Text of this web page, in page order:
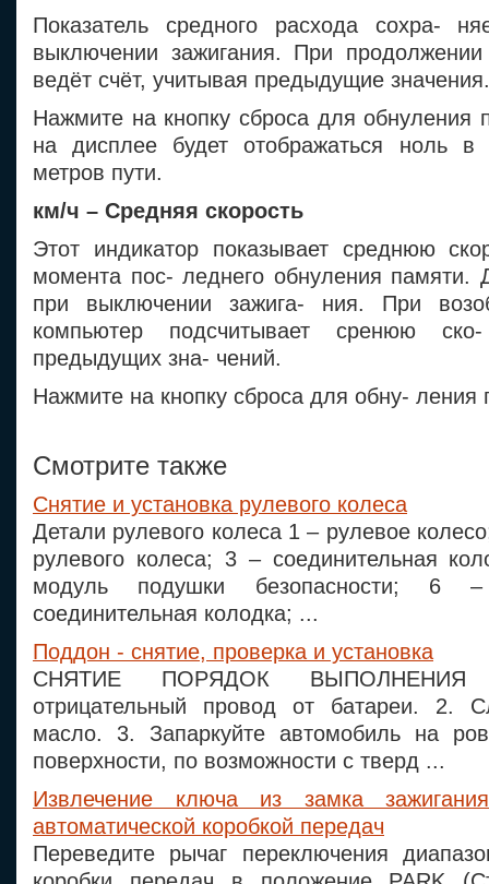
Показатель средного расхода сохра-
выключении зажигания. При
ведёт счёт, учитывая предыдущие значения.
Нажмите на кнопку сброса для обнуления
на дисплее будет отображаться ноль в
метров пути.
км/ч – Средняя скорость
Этот индикатор показывает среднюю
момента пос- леднего обнуления памяти.
при выключении зажига- ния. При
компьютер подсчитывает сренюю
предыдущих зна- чений.
Нажмите на кнопку сброса для обну- ления
Смотрите также
Снятие и установка рулевого колеса
Детали рулевого колеса 1 – рулевое
рулевого колеса; 3 – соединительная
модуль подушки безопасности;
соединительная колодка; ...
Поддон - снятие, проверка и установка
СНЯТИЕ ПОРЯДОК ВЫПОЛНЕНИЯ
отрицательный провод от батареи. 2.
масло. 3. Запаркуйте автомобиль на
поверхности, по возможности с тверд ...
Извлечение ключа из замка
автоматической коробкой передач
Переведите рычаг переключения